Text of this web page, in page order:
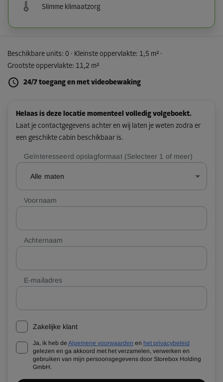
Slimme klimaatzorg
Beschikbare units: 0 · Kleinste oppervlakte: 1,5 m² ·
Grootste oppervlakte: 11,2 m²
24/7 toegang en met videobewaking
Helaas is deze locatie momenteel volledig volgeboekt.
Laat je contactgegevens achter en wij laten je weten zodra er
een geschikte cabin beschikbaar is.
Geïnteresseerd opslagformaat (Selecteer 1 of meer)
Alle maten
Voornaam
Achternaam
E-mailadres
Zakelijke klant
Ja, ik heb de Algemene voorwaarden en het privacybeleid
gelezen en ga akkoord met het verzamelen, verwerken en
gebruiken van mijn persoonsgegevens door Storebox Holding
GmbH.